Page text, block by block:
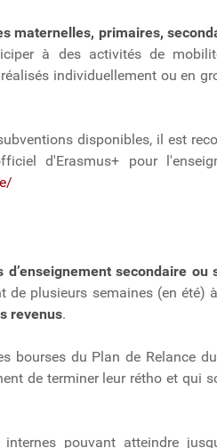
maternelles, primaires,
à des activités de
individuellement ou en
disponibles, il est
d'Erasmus+ pour
secondaire ou
de plusieurs semaines (en été)
revenus.
bourses du Plan de Relance
de terminer leur rétho et qui
pouvant atteindre